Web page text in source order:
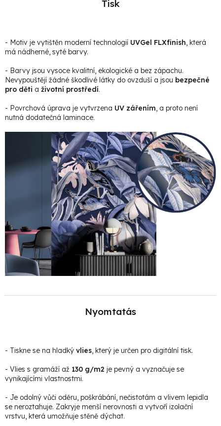
Tisk
- Motiv je vytištěn moderní technologií UVGel FLXfinish, která
má nádherné, syté barvy.
- Barvy jsou vysoce kvalitní, ekologické a bez zápachu.
Nevypouštějí žádné škodlivé látky do ovzduší a jsou bezpečné
pro děti a životní prostředí.
- Povrchová úprava je vytvrzena UV zářením, a proto není
nutná dodatečná laminace.
Nyomtatás
- Tiskne se na hladký vlies, který je určen pro digitální tisk.
- Vlies s gramáží až 130 g/m2 je pevný a vyznačuje se
vynikajícími vlastnostmi.
- Je odolný vůči oděru, poškrábání, nečistotám a vlivem lepidla
se neroztahuje. Zakryje menší nerovnosti a vytvoří izolační
vrstvu, která umožňuje stěně dýchat.